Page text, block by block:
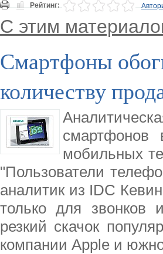
Рейтинг:
С этим
Смартфоны
количеству
смартфонов
мобильных
"Пользователи
аналитик из IDC
только для звонков
резкий скачок
компании Apple и